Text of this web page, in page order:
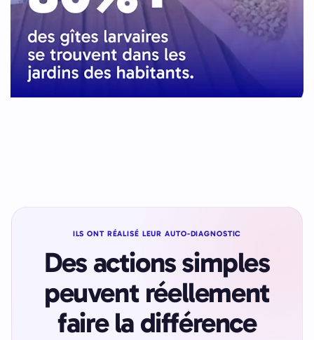
ILS ONT RÉALISÉ LEUR AUTO-DIAGNOSTIC
Des actions simples
peuvent réellement
faire la différence